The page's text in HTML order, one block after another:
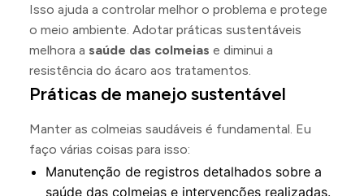
Isso ajuda a controlar melhor o problema e protege
o meio ambiente. Adotar práticas sustentáveis
melhora a saúde das colmeias e diminui a
resistência do ácaro aos tratamentos.
Práticas de manejo sustentável
Manter as colmeias saudáveis é fundamental. Eu
faço várias coisas para isso:
Manutenção de registros detalhados sobre a
saúde das colmeias e intervenções realizadas.